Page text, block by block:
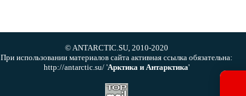
© ANTARCTIC.SU, 2010-2020
При использовании материалов сайта активная ссылка обязательна:
http://antarctic.su/ 'Арктика и Антарктика'